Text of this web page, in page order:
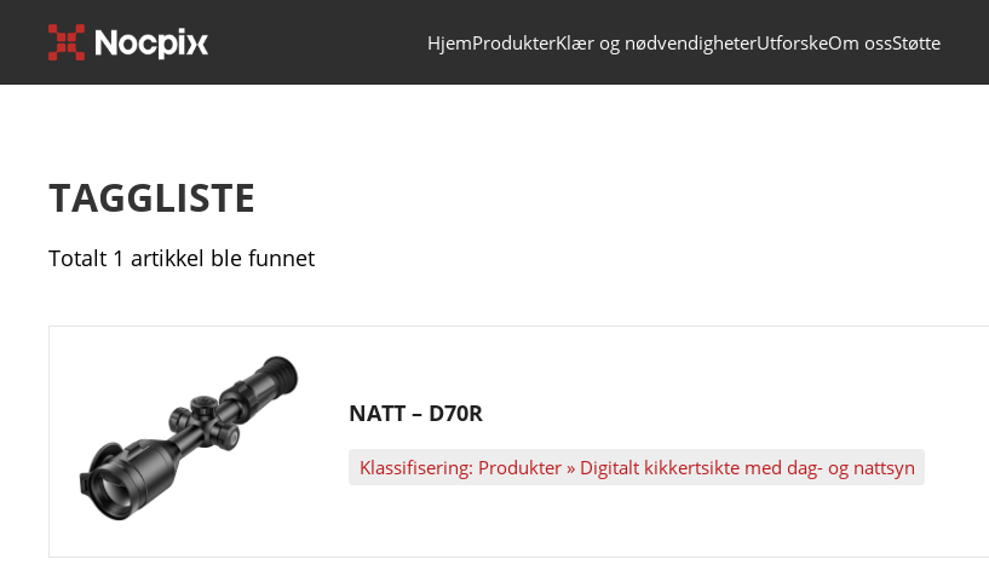
HjemProdukterKlær og nødvendigheterUtforskeOm ossStøtte
TAGGLISTE
Totalt 1 artikkel ble funnet
NATT – D70R
Klassifisering: Produkter » Digitalt kikkertsikte med dag- og nattsyn